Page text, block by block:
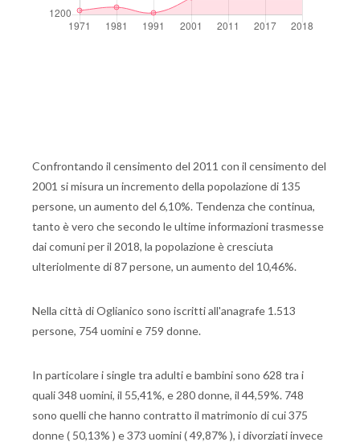
Confrontando il censimento del 2011 con il censimento del
2001 si misura un incremento della popolazione di 135
persone, un aumento del 6,10%. Tendenza che continua,
tanto è vero che secondo le ultime informazioni trasmesse
dai comuni per il 2018, la popolazione è cresciuta
ulteriolmente di 87 persone, un aumento del 10,46%.
Nella città di Oglianico sono iscritti all'anagrafe 1.513
persone, 754 uomini e 759 donne.
In particolare i single tra adulti e bambini sono 628 tra i
quali 348 uomini, il 55,41%, e 280 donne, il 44,59%. 748
sono quelli che hanno contratto il matrimonio di cui 375
donne ( 50,13% ) e 373 uomini ( 49,87% ), i divorziati invece